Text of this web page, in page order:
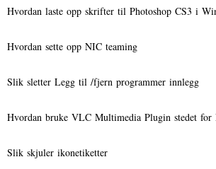
Hvordan laste opp skrifter til Photoshop CS3 i
Hvordan sette opp NIC teaming
Slik sletter Legg til /fjern programmer innlegg
Hvordan bruke VLC Multimedia Plugin stedet for
Slik skjuler ikonetiketter